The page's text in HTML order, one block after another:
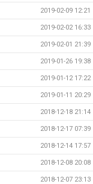
2019-02-09 12:21
2019-02-02 16:33
2019-02-01 21:39
2019-01-26 19:38
2019-01-12 17:22
2019-01-11 20:29
2018-12-18 21:14
2018-12-17 07:39
2018-12-14 17:57
2018-12-08 20:08
2018-12-07 23:13